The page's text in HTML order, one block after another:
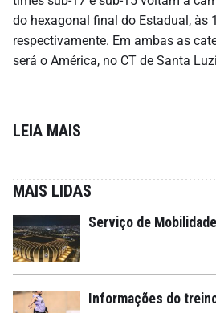
do hexagonal final do Estadual, às
respectivamente. Em ambas as
será o América, no CT de Santa
LEIA MAIS
MAIS LIDAS
Serviço de
Informações do